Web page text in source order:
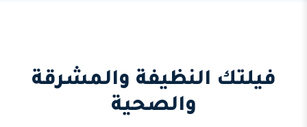
فيلتك النظيفة والمشرقة
والصحية